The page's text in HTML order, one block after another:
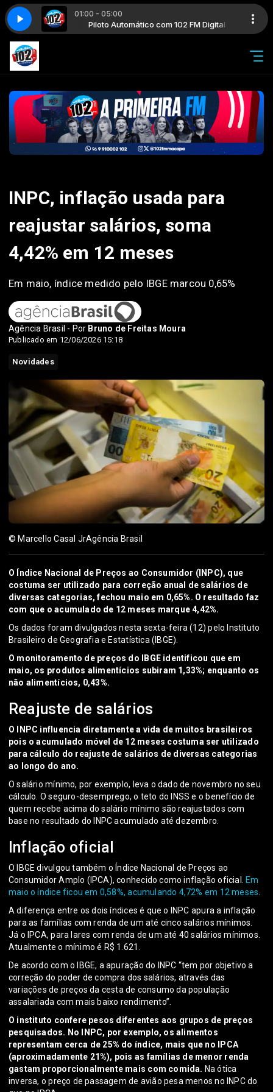
01:00 - 05:00
FM Digital Piloto Automático com 102 FM Digital
INPC, inflação usada para
reajustar salários, soma
4,42% em 12 meses
Em maio, índice medido pelo IBGE marcou 0,65%
Agência Brasil - Por Bruno de Freitas Moura
Publicado em 12/06/2026 15:18
Novidades
© Marcello Casal JrAgência Brasil
O Índice Nacional de Preços ao Consumidor (INPC), que
costuma ser utilizado para correção anual de salários de
diversas categorias, fechou maio em 0,65%. O resultado faz
com que o acumulado de 12 meses marque 4,42%.
Os dados foram divulgados nesta sexta-feira (12) pelo Instituto
Brasileiro de Geografia e Estatística (IBGE).
O monitoramento de preços do IBGE identificou que em
maio, os produtos alimentícios subiram 1,33%; enquanto os
não alimentícios, 0,43%.
Reajuste de salários
O INPC influencia diretamente a vida de muitos brasileiros
pois o acumulado móvel de 12 meses costuma ser utilizado
para cálculo do reajuste de salários de diversas categorias
ao longo do ano.
O salário mínimo, por exemplo, leva o dado de novembro no seu
cálculo. O seguro-desemprego, o teto do INSS e o benefício de
quem recebe acima do salário mínimo são reajustados com
base no resultado do INPC acumulado até dezembro.
Inflação oficial
O IBGE divulgou também o Índice Nacional de Preços ao
Consumidor Amplo (IPCA), conhecido como inflação oficial.
Em
maio o índice ficou em 0,58%, acumulando 4,72% em 12 meses
A diferença entre os dois índices é que o INPC apura a inflação
para as famílias com renda de um até cinco salários mínimos.
Já o IPCA, para lares com renda de um até 40 salários mínimos.
Atualmente o mínimo é R$ 1.621.
De acordo com o IBGE, a apuração do INPC “tem por objetivo a
correção do poder de compra dos salários, através das
variações de preços da cesta de consumo da população
assalariada com mais baixo rendimento”.
O instituto confere pesos diferentes aos grupos de preços
pesquisados. No INPC, por exemplo, os alimentos
representam cerca de 25% do índice, mais que no IPCA
(aproximadamente 21%), pois as famílias de menor renda
gastam proporcionalmente mais com comida. Na ótica
inversa, o preço de passagem de avião pesa menos no INPC do